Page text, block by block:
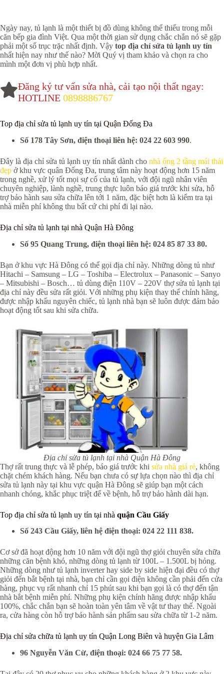
Ngày nay, tủ lạnh là một thiết bị đồ dùng không thể thiếu trong mỗi
căn bếp gia đình Việt. Qua một thời gian sử dụng chắc chắn nó sẽ gặp
phải một số trục trặc nhất định. Vậy top địa chỉ sửa tủ lạnh uy tín
nhất hiện nay như thế nào? Mời Quý vị tham khảo và chọn ra cho
mình một đơn vị phù hợp nhất.
Đăng ký tư vấn sửa nhà, cải tạo nội thất ngay:
HOTLINE 0898886767
Top địa chỉ sửa tủ lạnh uy tín tại Quận Đống Đa
Số 178 Tây Sơn, điện thoại liên hệ: 024 22 603 990.
Đây là địa chỉ sửa tủ lạnh uy tín nhất dành cho nhà ống 2 tầng mái thái
đẹp ở khu vực quân Đống Đa, trung tâm này hoạt động hơn 15 năm
trong nghề, xử lý tốt mọi sự cố của tủ lạnh, với đội ngũ nhân viên
chuyên nghiệp, lành nghề, trung thực luôn báo giá trước khi sửa, hỗ
trợ bảo hành sau sửa chữa lên tới 1 năm, đặc biệt hơn là kiểm tra tại
nhà miễn phí không thu bất cứ chi phí đi lại nào.
Địa chỉ sửa tủ lạnh tại nhà Quận Hà Đông
Số 95 Quang Trung, điện thoại liên hệ: 024 85 87 33 80.
Bạn ở khu vực Hà Đông có thể gọi địa chỉ này. Những dòng tủ như
Hitachi – Samsung – LG – Toshiba – Electrolux – Panasonic – Sanyo
– Mitsubishi – Bosch… tủ dùng điện 110V – 220V thợ sửa tủ lạnh tại
địa chỉ này đều sửa rất giỏi. Với những phụ kiện thay thế chính hãng,
được nhập khẩu nguyên chiếc, tủ lạnh nhà bạn sẽ luôn được đảm bảo
hoạt động tốt sau khi sửa chữa.
Địa chỉ sửa tủ lạnh tại nhà Quận Hà Đông
Thợ rất trung thực và lễ phép, báo giá trước khi sửa nhà giá rẻ, không
chặt chém khách hàng. Nếu bạn chưa có sự lựa chọn nào thì địa chỉ
sửa tủ lạnh này tại khu vực quận Hà Đông sẽ giúp bạn một cách
nhanh chóng, khắc phục triệt để về bệnh, hỗ trợ bảo hành dài hạn.
Top địa chỉ sửa tủ lạnh uy tín tại nhà quận Cầu Giấy
Số 243 Cầu Giấy, liên hệ điện thoại: 024 22 111 838.
Cơ sở đã hoạt động hơn 10 năm với đội ngũ thợ giỏi chuyên sửa chữa
những căn bệnh khó, những dòng tủ lạnh từ 100L – 1.500L bị hỏng.
Những dòng như tủ lạnh inverter hay side by side hiện đại đều có thợ
giỏi đến bắt bệnh tại nhà, bạn chỉ cần gọi điện không cần phải đến cửa
hàng, phục vụ rất nhanh chỉ 15 phút sau khi bạn gọi là có thợ đến tận
nhà bắt bệnh miễn phí. Những phụ kiện chính hãng được nhập khẩu
100%, chắc chắn bạn sẽ hoàn toàn yên tâm về vật tư thay thế. Ngoài
ra, cửa hàng còn hỗ trợ bảo hành sản phẩm sau sửa chữa từ 1-2 năm.
Địa chỉ sửa chữa tủ lạnh uy tín Quận Long Biên và huyện Gia Lâm
96 Nguyễn Văn Cừ, điện thoại: 024 66 75 77 58.